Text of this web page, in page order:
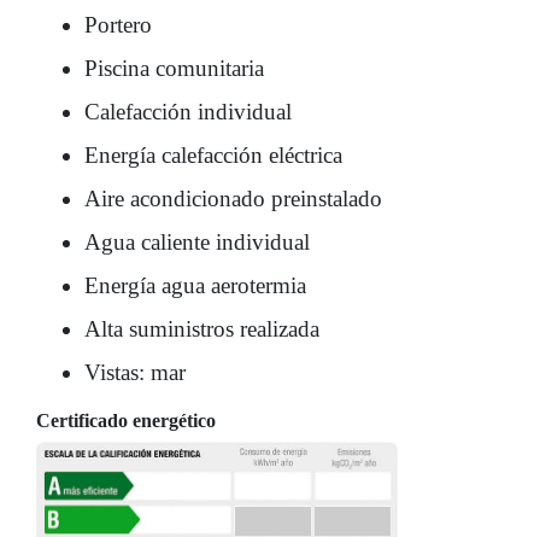
Portero
Piscina comunitaria
Calefacción individual
Energía calefacción eléctrica
Aire acondicionado preinstalado
Agua caliente individual
Energía agua aerotermia
Alta suministros realizada
Vistas: mar
Certificado energético